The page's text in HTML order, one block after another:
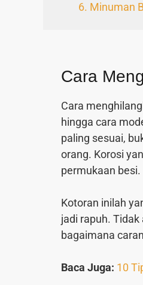
6. Minuman
Cara
Cara
hingga cara
paling sesuai,
orang. Korosi
permukaan besi.
Kotoran inilah
jadi rapuh.
bagaimana
Baca Juga: 10